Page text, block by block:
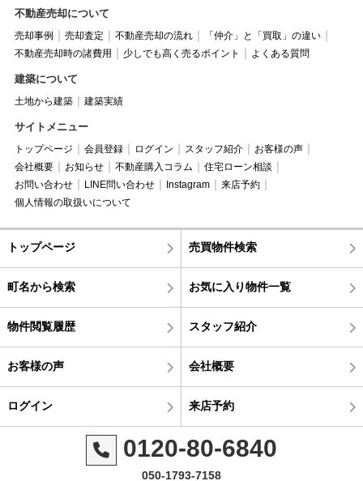
不動産売却について
売却事例 売却査定 不動産売却の流れ
「仲介」と「買取」の違い
不動産売却時の諸費用
少しでも高く売るポイント よくある質問
建築について
土地から建築 建築実績
サイトメニュー
トップページ 会員登録 ログイン スタッフ紹介
お客様の声
会社概要
お知らせ 不動産購入コラム
住宅ローン相談
お問い合わせ
LINE問い合わせ Instagram
来店予約
個人情報の取扱いについて
トップページ 売買物件検索
町名から検索 お気に入り物件一覧
物件閲覧履歴 スタッフ紹介
お客様の声 会社概要
ログイン 来店予約
0120-80-6840
050-1793-7158